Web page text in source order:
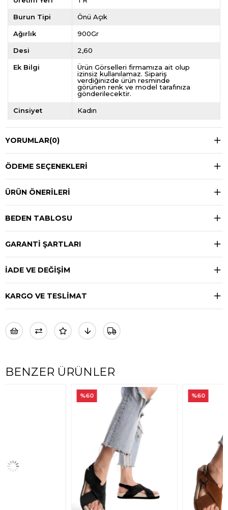
Burun Tipi Önü Açık
Ağırlık 900Gr
Desi 2,60
Ek Bilgi
Ürün Görselleri firmamıza ait olup
izinsiz kullanılamaz. Sipariş
verdiğinizde ürün resminde
görünen renk ve model tarafınıza
gönderilecektir.
Cinsiyet Kadın
YORUMLAR(0)
ÖDEME SEÇENEKLERI
ÜRÜN ÖNERILERI
BEDEN TABLOSU
GARANTİ ŞARTLARI
İADE VE DEĞİŞİM
KARGO VE TESLİMAT
BENZER ÜRÜNLER
%60